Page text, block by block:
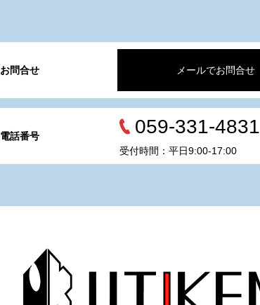
お問合せ メールでお問合せ
電話番号 059-331-4831
受付時間：平日9:00-17:00